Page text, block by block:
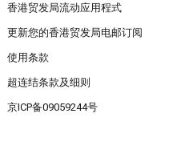
香港贸发局流动应用程式
更新您的香港贸发局电邮订阅
使用条款
超连结条款及细则
京ICP备09059244号